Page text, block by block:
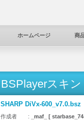
ホームページ 商
BSPlayerスキン
SHARP DiVx-600_v7.0.bsz
作成者 : _maf_ [